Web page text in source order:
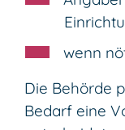
wenn
Die Behörde
Bedarf eine